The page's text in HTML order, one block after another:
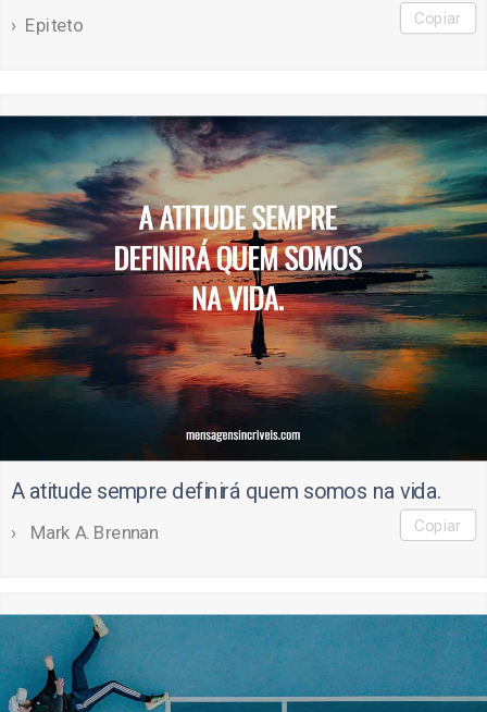
Epiteto Copiar
A atitude sempre definirá quem somos na vida.
Mark A. Brennan Copiar